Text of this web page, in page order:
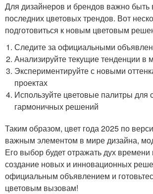
Для дизайнеров и брендов важно быть
последних цветовых трендов. Вот
подготовиться к новым цветовым
Следите за официальными
Анализируйте текущие тенденции в
Экспериментируйте с новыми
проектах
Используйте цветовые палитры для
гармоничных решений
Таким образом, цвет года 2025 по
важным элементом в мире дизайна,
Его выбор будет отражать дух времени
создание новых и инновационных
официальным объявлением и
цветовым вызовам!